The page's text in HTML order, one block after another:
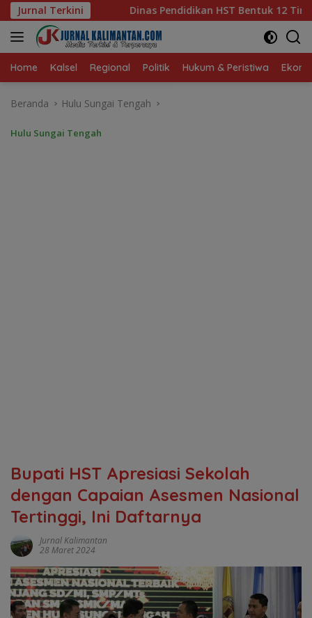
Langsung
ke
konten
Jurnal Terkini
HST Bentuk 12 Tim Intervensi Optimalisasi
Home Kalsel Regional Politik Hukum & Peristiwa
Beranda Hulu Sungai Tengah
Hulu Sungai Tengah
Bupati HST Apresiasi Sekolah
dengan Capaian Asesmen Nasional
Tertinggi, Ini Daftarnya
Jurnal Kalimantan
28 Maret 2024